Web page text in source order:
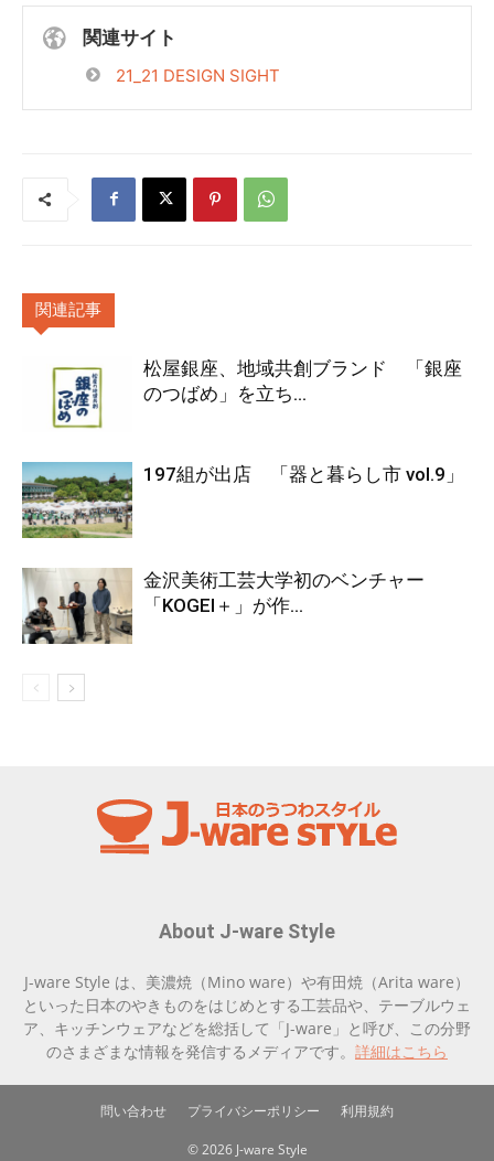
関連サイト
21_21 DESIGN SIGHT
関連記事
松屋銀座、地域共創ブランド 「銀座
のつばめ」を立ち...
197組が出店 「器と暮らし市 vol.9」
金沢美術工芸大学初のベンチャー
「KOGEI＋」が作...
About J-ware Style
J-ware Style は、美濃焼（Mino ware）や有田焼（Arita ware）
といった日本のやきものをはじめとする工芸品や、テーブルウェ
ア、キッチンウェアなどを総括して「J-ware」と呼び、この分野
のさまざまな情報を発信するメディアです。 詳細はこちら
問い合わせ プライバシーポリシー 利用規約
© 2026 J-ware Style